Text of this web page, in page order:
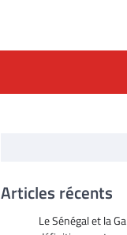
Articles récents
Le Sénégal et la